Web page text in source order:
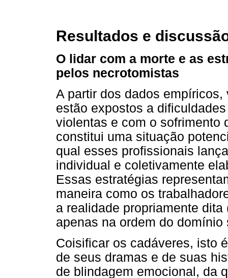
Resultados e
O lidar com a morte e as
pelos necrotomistas
A partir dos dados
estão expostos a
violentas e com o sofrimento
constitui uma situação
qual esses profissionais
individual e coletivamente
Essas estratégias
maneira como os
a realidade propriamente
apenas na ordem do
Coisificar os cadáveres, isto
de seus dramas e de suas
de blindagem emocional, da